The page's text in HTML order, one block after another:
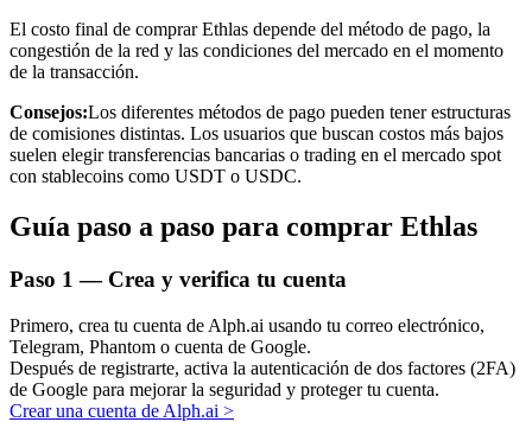
El costo final de comprar Ethlas depende del método de pago, la
congestión de la red y las condiciones del mercado en el momento
de la transacción.
Consejos:Los diferentes métodos de pago pueden tener estructuras
de comisiones distintas. Los usuarios que buscan costos más bajos
suelen elegir transferencias bancarias o trading en el mercado spot
con stablecoins como USDT o USDC.
Guía paso a paso para comprar Ethlas
Paso 1 — Crea y verifica tu cuenta
Primero, crea tu cuenta de Alph.ai usando tu correo electrónico,
Telegram, Phantom o cuenta de Google.
Después de registrarte, activa la autenticación de dos factores (2FA)
de Google para mejorar la seguridad y proteger tu cuenta.
Crear una cuenta de Alph.ai >